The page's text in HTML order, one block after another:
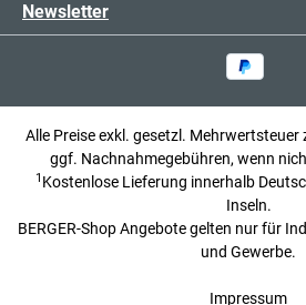
Newsletter
Alle Preise exkl. gesetzl. Mehrwertsteuer
ggf. Nachnahmegebühren, wenn
1 Kostenlose Lieferung innerhalb
Inseln.
BERGER-Shop Angebote gelten nur für
und Gewerbe.
Impressum